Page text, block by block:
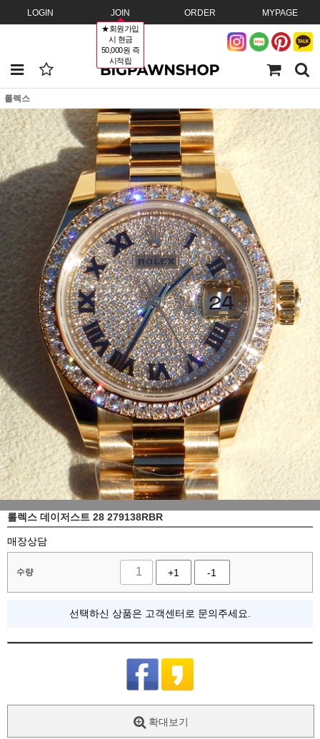
LOGIN JOIN
★회원가입
시 현금
50,000원 즉
시적립
ORDER MYPAGE
롤렉스
롤렉스 데이저스트 28 279138RBR
매장상담
수량 +1 -1
선택하신 상품은 고객센터로 문의주세요.
확대보기